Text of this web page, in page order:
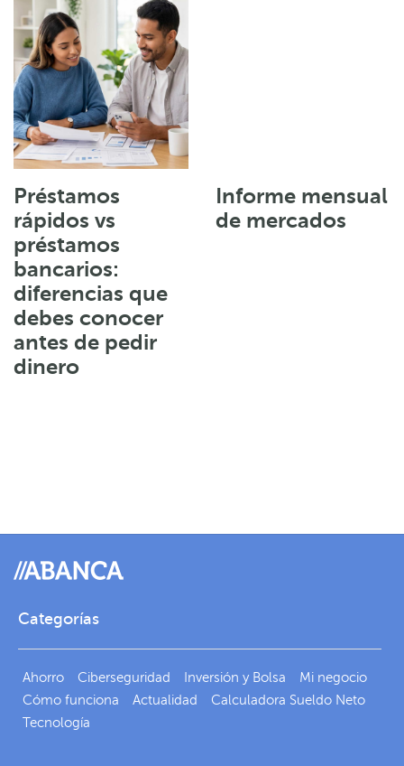
Préstamos
rápidos vs
préstamos
bancarios:
diferencias que
debes conocer
antes de pedir
dinero
Informe mensual
de mercados
Categorías
Ahorro Ciberseguridad Inversión y Bolsa
Mi negocio
Cómo funciona
Actualidad
Calculadora Sueldo Neto
Tecnología